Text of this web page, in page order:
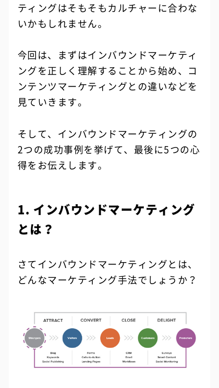
ティングはそもそもカルチャーに合わな
いかもしれません。
今回は、まずはインバウンドマーケティ
ングを正しく理解することから始め、コ
ンテンツマーケティングとの違いなどを
見ていきます。
そして、インバウンドマーケティングの
2つの成功事例を挙げて、最後に5つの心
得をお伝えします。
1. インバウンドマーケティング
とは？
さてインバウンドマーケティングとは、
どんなマーケティング手法でしょうか？